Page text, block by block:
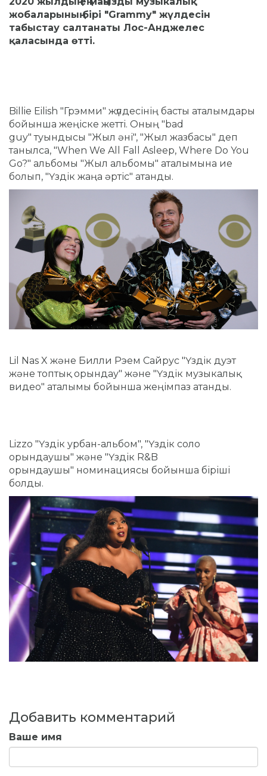
жобаларының бірі "Grammy" жүлдесін
табыстау салтанаты Лос-Анджелес
қаласында өтті.
Billie Eilish "Грэмми" жүлдесінің басты аталымдары
бойынша жеңіске жетті. Оның "bad
guy" туындысы "Жыл әні", "Жыл жазбасы" деп
танылса, "When We All Fall Asleep, Where Do You
Go?" альбомы "Жыл альбомы" аталымына ие
болып, "Үздік жаңа әртіс" атанды.
Lil Nas X және Билли Рэем Сайрус "Үздік дуэт
және топтық орындау" және "Үздік музыкалық
видео" аталымы бойынша жеңімпаз атанды.
Lizzo "Үздік урбан-альбом", "Үздік соло
орындаушы" және "Үздік R&B
орындаушы" номинациясы бойынша біріші
болды.
Добавить комментарий
Ваше имя